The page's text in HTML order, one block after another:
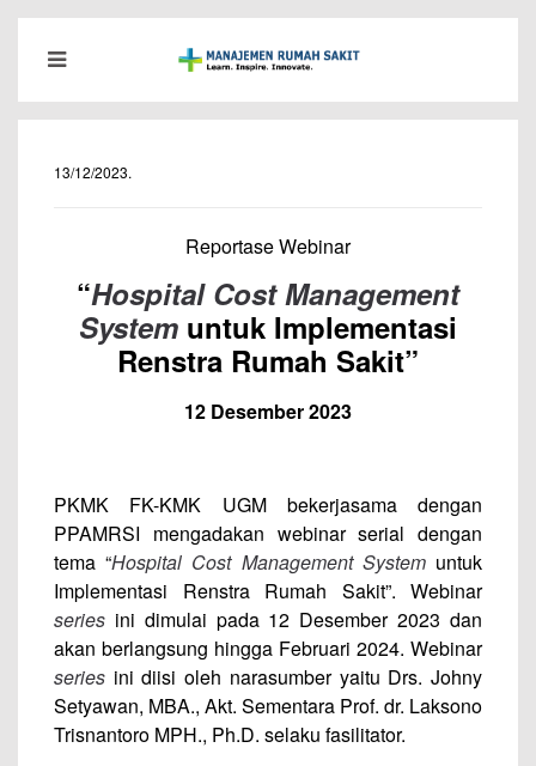
13/12/2023.
Reportase Webinar
“Hospital Cost Management
System untuk Implementasi
Renstra Rumah Sakit”
12 Desember 2023
PKMK FK-KMK UGM bekerjasama dengan
PPAMRSI mengadakan webinar serial dengan
tema “Hospital Cost Management Systemuntuk
Implementasi Renstra Rumah Sakit”. Webinar
series ini dimulai pada 12 Desember 2023 dan
akan berlangsung hingga Februari 2024. Webinar
series ini diisi oleh narasumber yaitu Drs. Johny
Setyawan, MBA., Akt. Sementara Prof. dr. Laksono
Trisnantoro MPH., Ph.D. selaku fasilitator.